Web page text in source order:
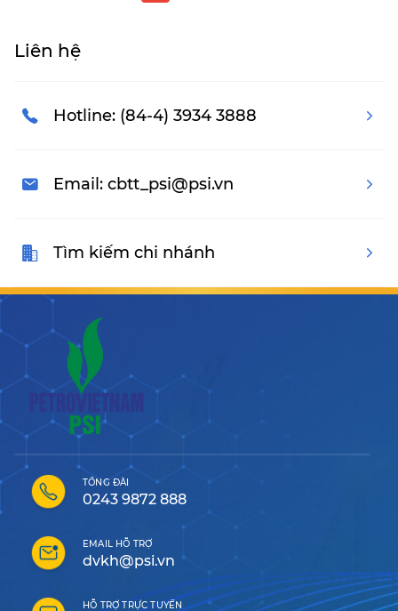
Liên hệ
Hotline: (84-4) 3934 3888
Email: cbtt_psi@psi.vn
Tìm kiếm chi nhánh
TỔNG ĐÀI
0243 9872 888
EMAIL HỖ TRỢ
dvkh@psi.vn
HỖ TRỢ TRỰC TUYẾN